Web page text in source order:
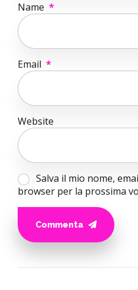
Name *
Email *
Website
Salva il mio nome,
browser per la prossima
Commenta